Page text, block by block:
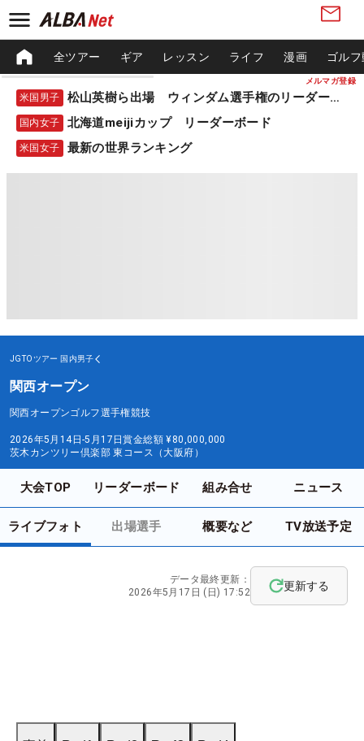
メルマガ登録
全ツアー ギア レッスン ライフ 漫画 ゴル
米国男子 松山英樹ら出場 ウィンダム選手権のリーダーボード
国内女子 北海道meijiカップ リーダーボード
米国女子 最新の世界ランキング
JGTOツアー 国内男子
関西オープン
関西オープンゴルフ選手権競技
2026年5月14日-5月17日賞金総額 ¥80,000,000
茨木カンツリー倶楽部 東コース（大阪府）
大会TOP リーダーボード 組み合せ ニュース
ライブフォト 出場選手 概要など TV放送予定
データ最終更新：
2026年5月17日 (日) 17:52
更新する